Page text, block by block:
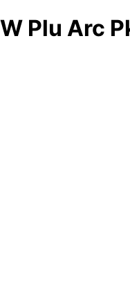
W Plu Arc